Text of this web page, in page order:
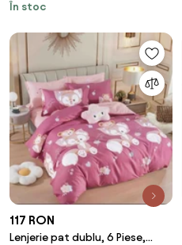
În stoc
117 RON
Lenjerie pat dublu, 6 Piese,